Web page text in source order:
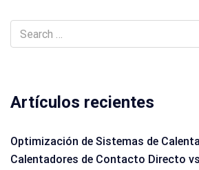
Artículos recientes
Optimización de Sistemas de
Calentadores de Contacto Directo